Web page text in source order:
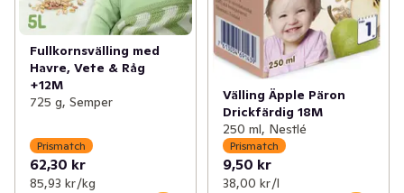
Fullkornsvälling med
Havre, Vete & Råg
+12M
725 g, Semper
Prismatch
62,30 kr
85,93 kr /kg
Välling Äpple Päron
Drickfärdig 18M
250 ml, Nestlé
Prismatch
9,50 kr
38,00 kr /l